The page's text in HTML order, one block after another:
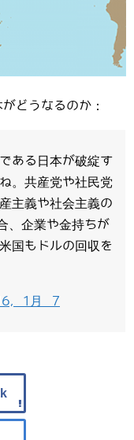
どうなるのか：
ある日本が破綻す
。共産党や社民党
主義や社会主義の
、企業や金持ちが
国もドルの回収を
1月 7